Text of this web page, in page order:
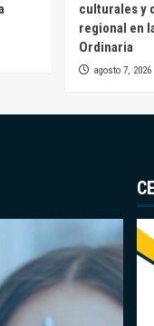
culturales y
regional en
Ordinaria
agosto 7, 2026